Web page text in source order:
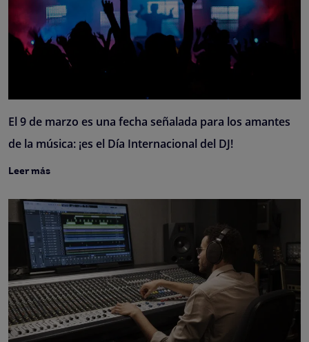
El 9 de marzo es una fecha señalada para los amantes
de la música: ¡es el Día Internacional del DJ!
Leer más